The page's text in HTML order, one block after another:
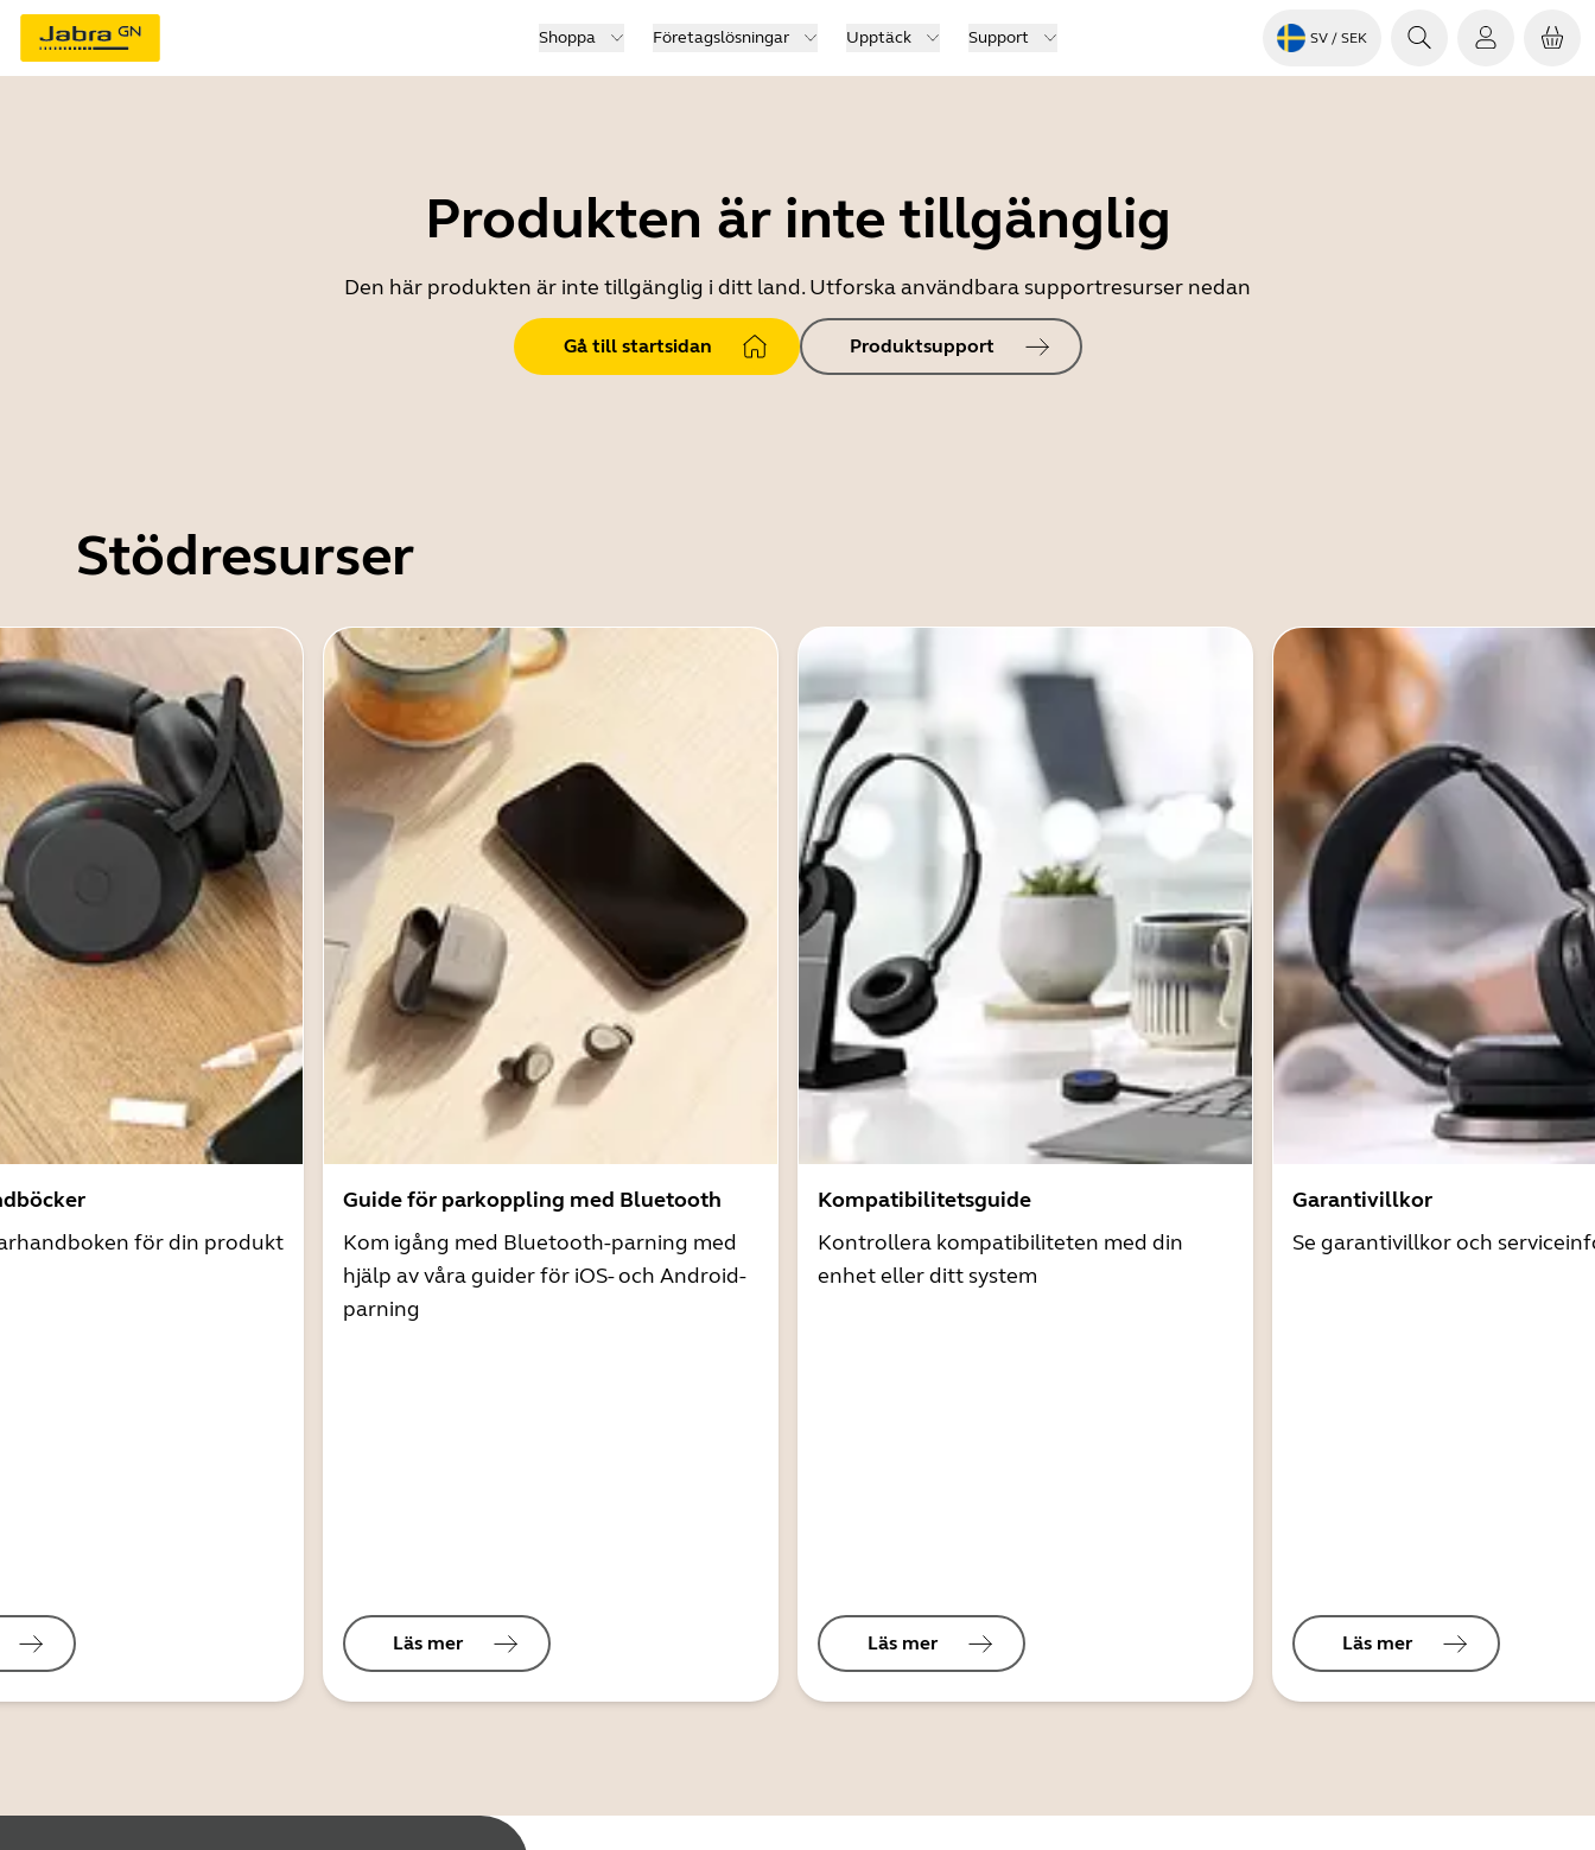
Shoppa Företagslösningar Upptäck Support SV / SEK
Produkten är inte tillgänglig
Den här produkten är inte tillgänglig i ditt land. Utforska användbara supportresurser nedan
Gå till startsidan Produktsupport
Stödresurser
för din produkt
Guide för parkoppling med Bluetooth
Kom igång med Bluetooth-parning med
hjälp av våra guider för iOS- och Android-
parning
Läs mer
Kompatibilitetsguide
Kontrollera kompatibiliteten med din
enhet eller ditt system
Läs mer
Garantivillkor
Se garantivillkor och
Läs mer